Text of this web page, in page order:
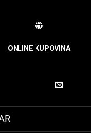
ONLINE KUPOVINA